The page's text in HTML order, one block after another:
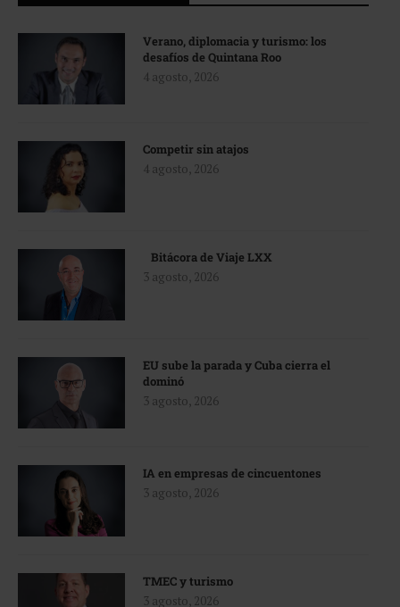
Verano, diplomacia y turismo: los
desafíos de Quintana Roo
4 agosto, 2026
Competir sin atajos
4 agosto, 2026
Bitácora de Viaje LXX
3 agosto, 2026
EU sube la parada y Cuba cierra el
dominó
3 agosto, 2026
IA en empresas de cincuentones
3 agosto, 2026
TMEC y turismo
3 agosto, 2026